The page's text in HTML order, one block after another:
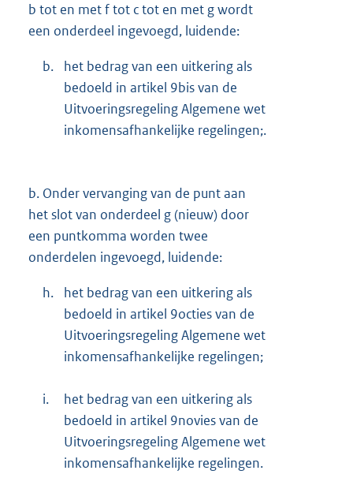
b tot en met f tot c tot en met g wordt
een onderdeel ingevoegd, luidende:
b.
het bedrag van een uitkering als
bedoeld in artikel 9bis van de
Uitvoeringsregeling Algemene wet
inkomensafhankelijke regelingen;.
b. Onder vervanging van de punt aan
het slot van onderdeel g (nieuw) door
een puntkomma worden twee
onderdelen ingevoegd, luidende:
h.
het bedrag van een uitkering als
bedoeld in artikel 9octies van de
Uitvoeringsregeling Algemene wet
inkomensafhankelijke regelingen;
i.
het bedrag van een uitkering als
bedoeld in artikel 9novies van de
Uitvoeringsregeling Algemene wet
inkomensafhankelijke regelingen.